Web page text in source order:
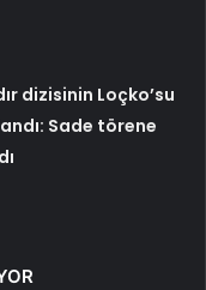
dizisinin Loçko’su
Sade törene